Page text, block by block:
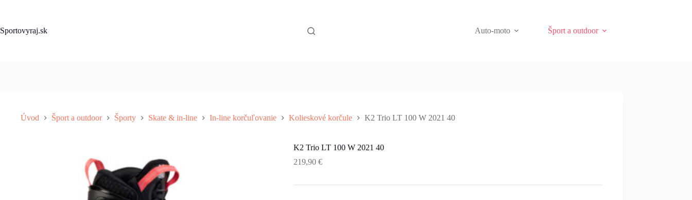
Sportovyraj.sk
Auto-moto Šport a outdoor
Úvod Šport a outdoor Športy Skate & in-line In-line korčuľovanie Kolieskové korčule K2 Trio LT 100 W 2021 40
K2 Trio LT 100 W 2021 40
219,90€